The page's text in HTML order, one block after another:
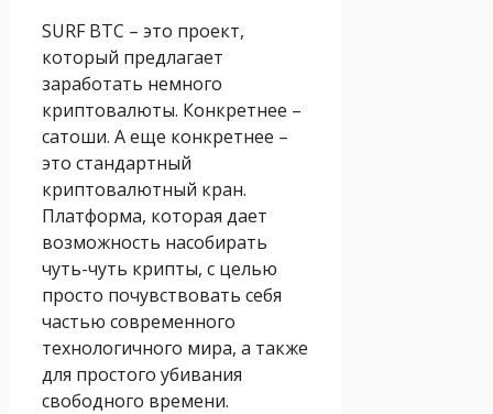
SURF BTC – это проект,
который предлагает
заработать немного
криптовалюты. Конкретнее –
сатоши. А еще конкретнее –
это стандартный
криптовалютный кран.
Платформа, которая дает
возможность насобирать
чуть-чуть крипты, с целью
просто почувствовать себя
частью современного
технологичного мира, а также
для простого убивания
свободного времени.